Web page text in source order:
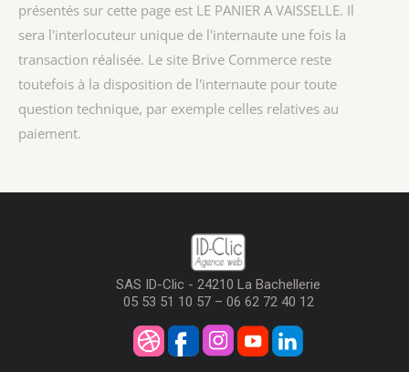
présentés sur cette page est LE PANIER A VAISSELLE. Il
sera l'interlocuteur unique de l'internaute une fois la
transaction réalisée. Le site Brive Commerce reste
toutefois à la disposition de l'internaute pour toute
question technique, par exemple celles relatives au
paiement.
SAS ID-Clic - 24210 La Bachellerie
05 53 51 10 57 – 06 62 72 40 12